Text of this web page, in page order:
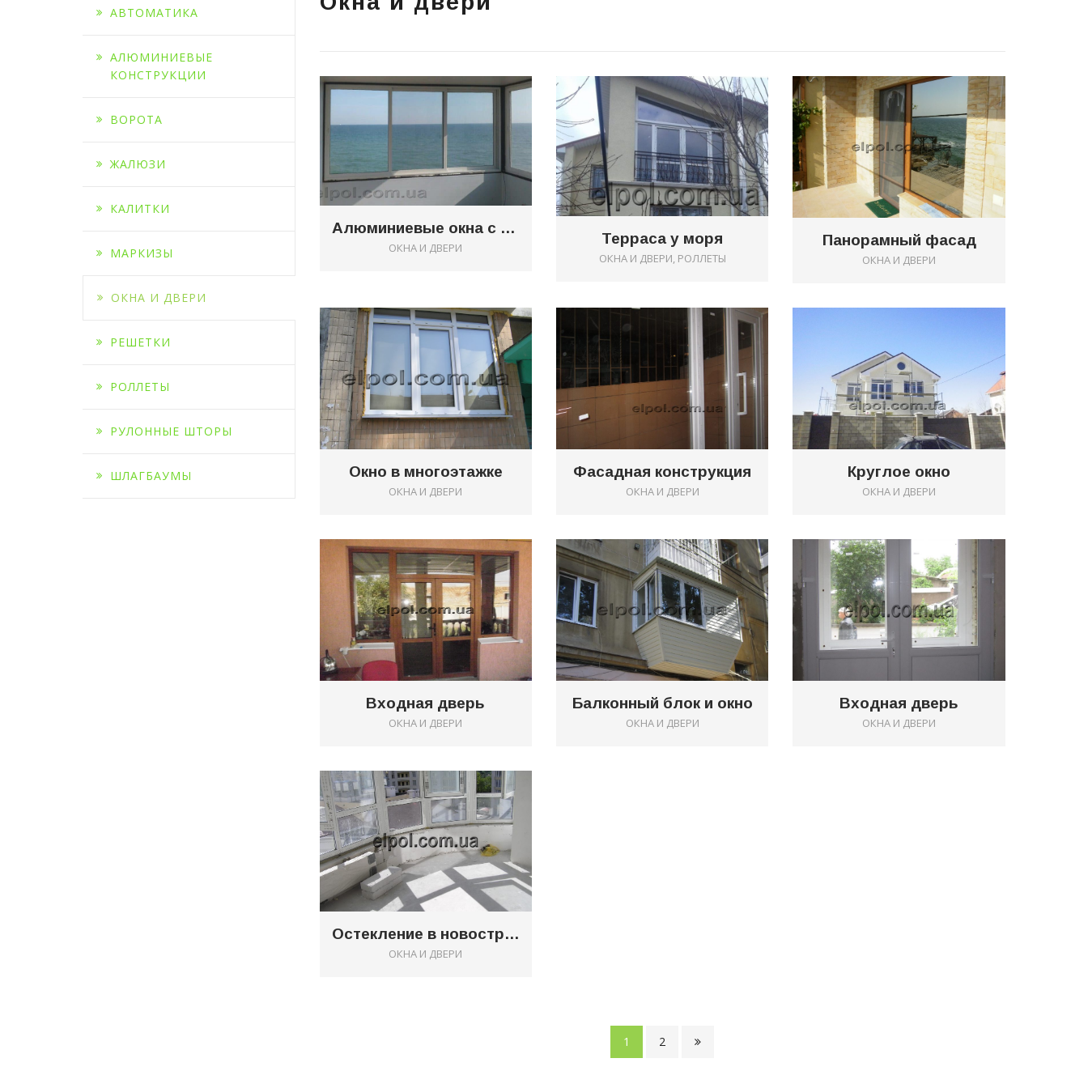
АВТОМАТИКА
АЛЮМИНИЕВЫЕ
КОНСТРУКЦИИ
ВОРОТА
ЖАЛЮЗИ
КАЛИТКИ
МАРКИЗЫ
ОКНА И ДВЕРИ
РЕШЕТКИ
РОЛЛЕТЫ
РУЛОННЫЕ ШТОРЫ
ШЛАГБАУМЫ
Алюминиевые окна с видом на море
ОКНА И ДВЕРИ
Терраса у моря
ОКНА И ДВЕРИ, РОЛЛЕТЫ
Панорамный фасад
ОКНА И ДВЕРИ
Окно в многоэтажке
ОКНА И ДВЕРИ
Фасадная конструкция
ОКНА И ДВЕРИ
Круглое окно
ОКНА И ДВЕРИ
Входная дверь
ОКНА И ДВЕРИ
Балконный блок и окно
ОКНА И ДВЕРИ
Входная дверь
ОКНА И ДВЕРИ
Остекление в новострое
ОКНА И ДВЕРИ
1 2